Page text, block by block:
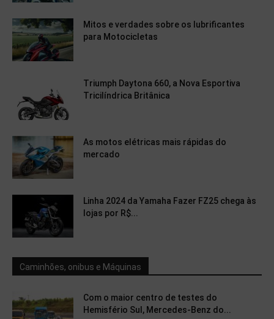
Mitos e verdades sobre os lubrificantes
para Motocicletas
Triumph Daytona 660, a Nova Esportiva
Tricilíndrica Britânica
As motos elétricas mais rápidas do
mercado
Linha 2024 da Yamaha Fazer FZ25 chega às
lojas por R$...
Caminhões, onibus e Máquinas
Com o maior centro de testes do
Hemisfério Sul, Mercedes-Benz do...